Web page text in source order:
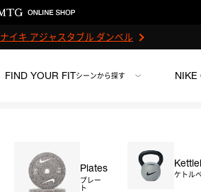
ナイキ アジャスタブル ダンベル
FIND YOUR FITシーンから探す NIKE
Plates
プレー
ト
ケトル
ナイキ ダンベル